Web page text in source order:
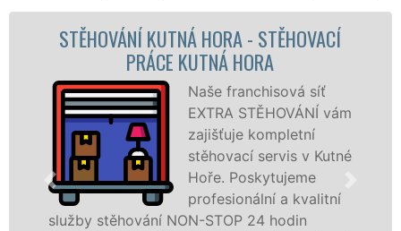
HORA - STĚHOVACÍ
Naše franchisová síť
EXTRA STĚHOVÁNÍ vám
zajišťuje kompletní
stěhovací servis v Kutné
Hoře. Poskytujeme
profesionální a kvalitní
STOP 24 hodin
STĚHOVACÍ
služby zajišťujeme